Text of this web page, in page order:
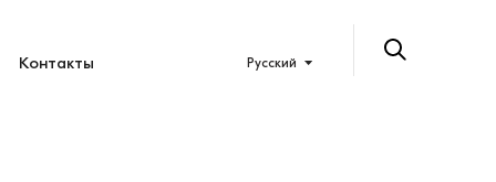
Контакты Русский